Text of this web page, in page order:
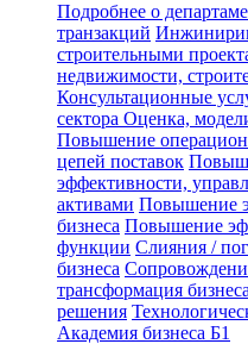
Подробнее о
транзакций
строительными
недвижимости,
Консультационные
сектора Оценка,
Повышение
цепей поставок
эффективности,
активами Повышение
бизнеса Повышение
функции Слияния /
бизнеса
трансформация бизнеса
решения
Академия бизнеса Б1